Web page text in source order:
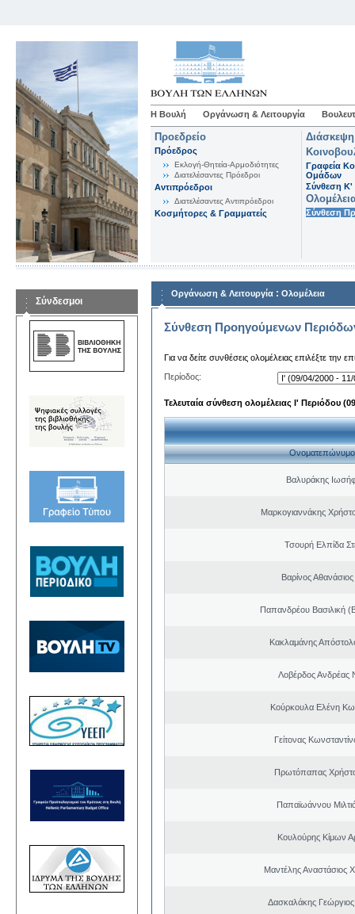
Η Βουλή Οργάνωση & Λειτουργία
Προεδρείο
Πρόεδρος
Εκλογή-Θητεία-Αρμοδιότητες
Διατελέσαντες Πρόεδροι
Αντιπρόεδροι
Διατελέσαντες Αντιπρόεδροι
Κοσμήτορες & Γραμματείς
Γραφεία
Ομάδων
Σύνθεση K'
Σύνθεση
Σύνδεσμοι
Οργάνωση & Λειτουργία : Ολομέλεια
Σύνθεση Προηγούμενων
Για να δείτε συνθέσεις ολομέλειας επιλέξτε την
Περίοδος:
Τελευταία σύνθεση ολομέλειας Ι' Περιόδου
Ονοματεπώνυμο
Βαλυράκης
Μαρκογιαννάκης
Τσουρή Ελπίδα
Βαρίνος
Παπανδρέου Βασιλική
Κακλαμάνης
Λοβέρδος Ανδρέας
Κούρκουλα Ελένη
Γείτονας
Πρωτόπαπας
Παπαϊωάννου
Κουλούρης Κίμων
Μαντέλης Αναστάσιος
Δασκαλάκης